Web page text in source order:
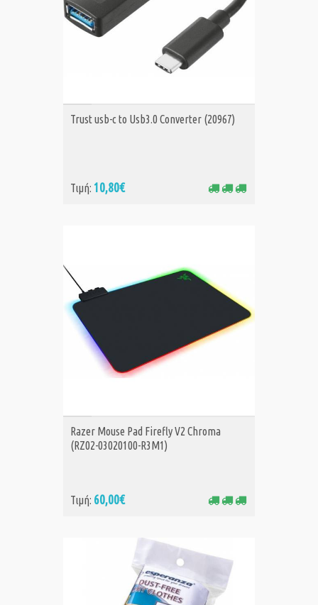
ΑΓΟΡΑ
Trust usb-c to Usb3.0 Converter (20967)
Τιμή: 10,80€
ΑΓΟΡΑ
Razer Mouse Pad Firefly V2 Chroma
(RZ02-03020100-R3M1)
Τιμή: 60,00€